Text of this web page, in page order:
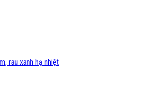
rau xanh hạ nhiệt